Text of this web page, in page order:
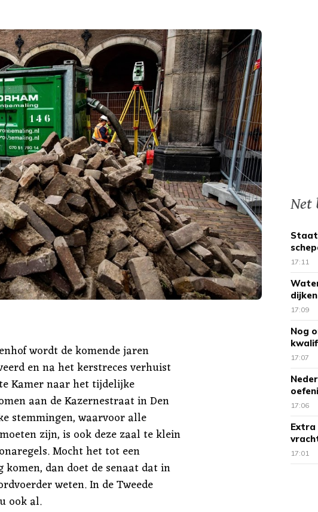
wordt de komende jaren
en na het kerstreces verhuist
Kamer naar het tijdelijke
aan de Kazernestraat in Den
stemmingen, waarvoor alle
zijn, is ook deze zaal te klein
Mocht het tot een
dan doet de senaat dat in
weten. In de Tweede
ook al.
Net
17:11
17:09
Nog
17:07
17:06
Extra
17:01